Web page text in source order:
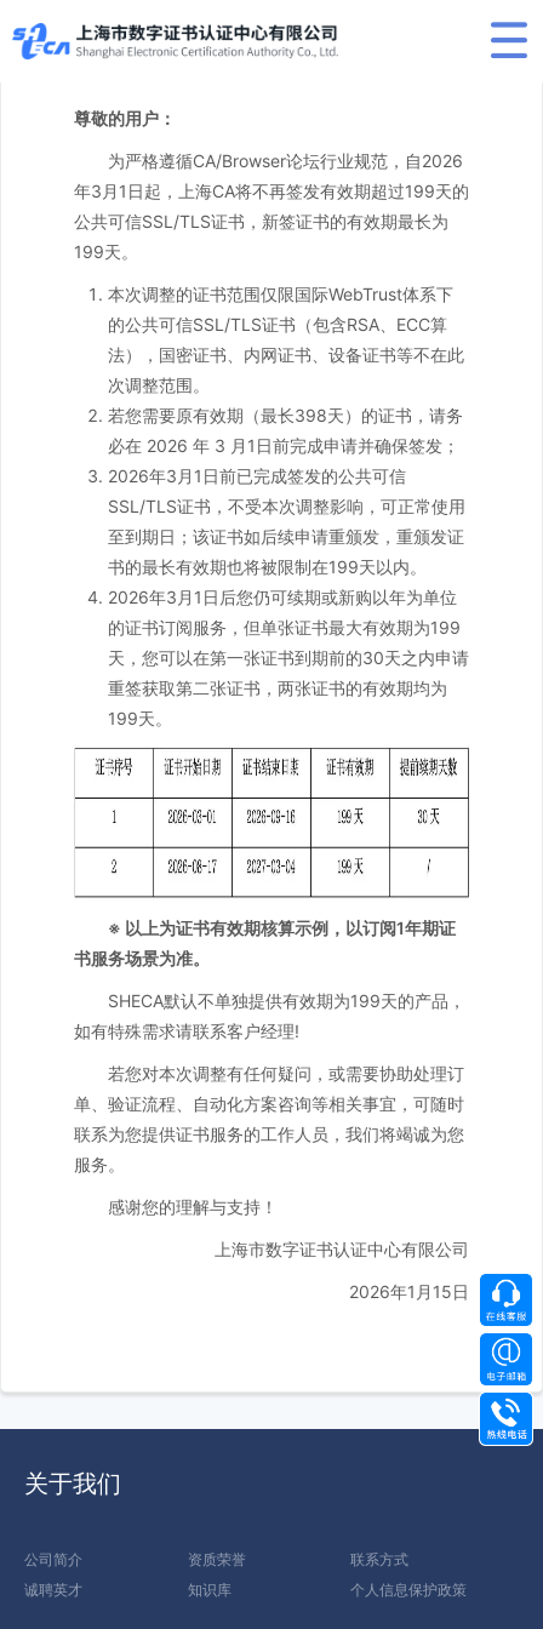
尊敬的用户：
为严格遵循CA/Browser论坛行业规范，自2026
年3月1日起，上海CA将不再签发有效期超过199天的
公共可信SSL/TLS证书，新签证书的有效期最长为
199天。
本次调整的证书范围仅限国际WebTrust体系下
的公共可信SSL/TLS证书（包含RSA、ECC算
法），国密证书、内网证书、设备证书等不在此
次调整范围。
若您需要原有效期（最长398天）的证书，请务
必在 2026 年 3 月1日前完成申请并确保签发；
2026年3月1日前已完成签发的公共可信
SSL/TLS证书，不受本次调整影响，可正常使用
至到期日；该证书如后续申请重颁发，重颁发证
书的最长有效期也将被限制在199天以内。
2026年3月1日后您仍可续期或新购以年为单位
的证书订阅服务，但单张证书最大有效期为199
天，您可以在第一张证书到期前的30天之内申请
重签获取第二张证书，两张证书的有效期均为
199天。
※ 以上为证书有效期核算示例，以订阅1年期证
书服务场景为准。
SHECA默认不单独提供有效期为199天的产品，
如有特殊需求请联系客户经理!
若您对本次调整有任何疑问，或需要协助处理订
单、验证流程、自动化方案咨询等相关事宜，可随时
联系为您提供证书服务的工作人员，我们将竭诚为您
服务。
感谢您的理解与支持！
上海市数字证书认证中心有限公司
2026年1月15日
关于我们
公司简介 资质荣誉
联系方式
诚聘英才
知识库 个人信息保护政策